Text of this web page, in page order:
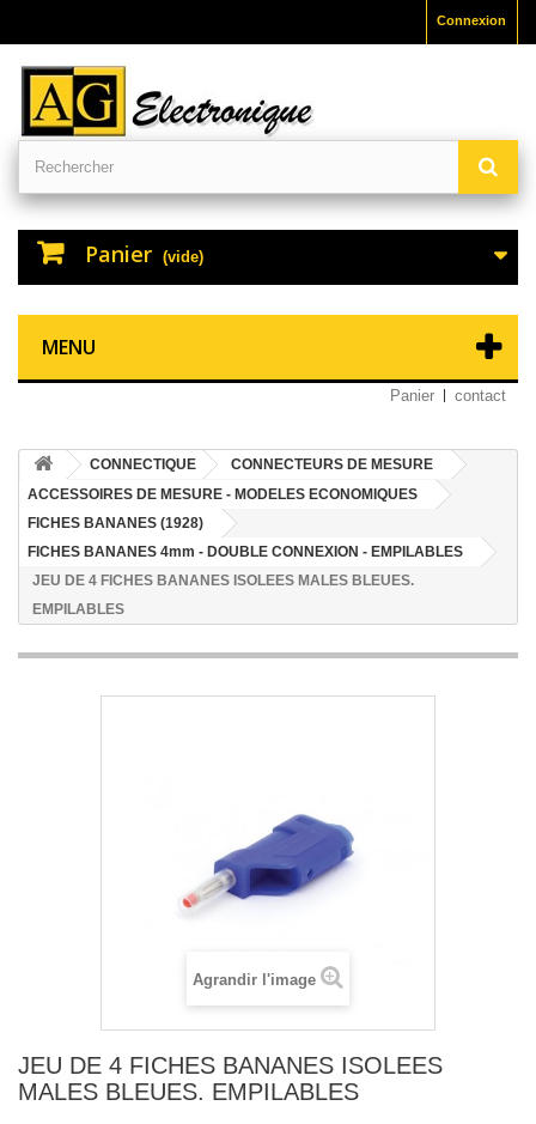
Connexion
Panier (vide)
MENU
Panier contact
CONNECTIQUE
CONNECTEURS DE MESURE
ACCESSOIRES DE MESURE - MODELES ECONOMIQUES
FICHES BANANES (1928)
FICHES BANANES 4mm - DOUBLE CONNEXION - EMPILABLES
JEU DE 4 FICHES BANANES ISOLEES MALES BLEUES.
EMPILABLES
Agrandir l'image
JEU DE 4 FICHES BANANES ISOLEES
MALES BLEUES. EMPILABLES